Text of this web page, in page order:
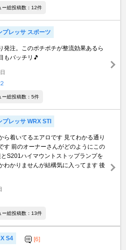
ー総投稿数：12件
プレッサ スポーツ
発注。このポチポチが整流効果あるら
もバッチリ🎵
ー総投稿数：5件
プレッサ WRX STI
ら着いてるエアロです 見てわかる通り
す 前のオーナーさんがどのようにこの
S201ハイマウントストップランプを
わかりませんが結構気に入ってます 後
ー総投稿数：13件
S4 [6]